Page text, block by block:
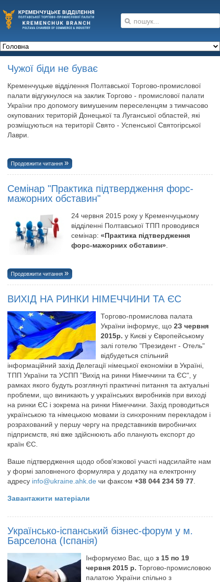
Чужої біди не буває
Кременчуцьке відділення Полтавської Торгово-промислової
палати відгукнулося на заклик Торгово - промислової палати
України про допомогу вимушеним переселенцям з тимчасово
окупованих територій Донецької та Луганської областей, які
розміщуються на території Свято - Успенської Святогірської
Лаври.
Продовжити читання
Семінар "Практика підтвердження форс-
мажорних обставин"
24 червня 2015 року у Кременчуцькому
відділенні Полтавської ТПП проводився
семінар: «Практика підтвердження
форс-мажорних обставин»
Продовжити читання
ВИХІД НА РИНКИ НІМЕЧЧИНИ ТА ЄС
Торгово-промислова палата
України інформує, що 2З червня
2015р. у Києві у Європейському
залі готелю "Президент - Отель"
відбудеться спільний
інформаційний захід Делегації німецької економіки в Україні,
ТПП України та УСПП "Вихід на ринки Німеччини та ЄС", у
рамках якого будуть розглянуті практичні питання та актуальні
проблеми, що виникають у українських виробників при виході
на ринки ЄС i зокрема на ринки Німеччини. 3ахiд проводиться
українською та німецькою мовами із синхронним перекладом i
розрахований у першу чергу на представників виробничих
підприємств, які вже здійснюють або планують експорт до
країн ЄС.
Ваше пiдтвердження щодо обов'язкової участi надсилайте нам
у формi заповненого формуляра у додатку на електронну
адресу iпfо@ukrаiпе.аhk.dе чи факсом +38 044 234 59 77
Завантажити матеріали
Українсько-іспанський бізнес-форум у м.
Барселона (Іспанія)
Інформуємо Вас, що з 15 по 19
червня 2015 р. Торгово-промисловою
палатою України спільно з